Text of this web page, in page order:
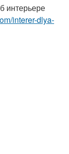
интерьере
interer-dlya-